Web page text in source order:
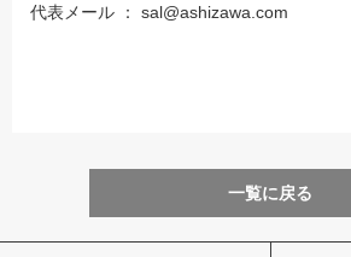
代表メール ： sal@ashizawa.com
一覧に戻る